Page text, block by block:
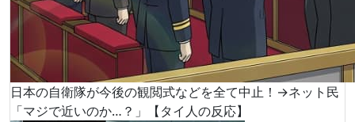
日本の自衛隊が今後の観閲式などを全て中止！→ネット民
「マジで近いのか…？」【タイ人の反応】